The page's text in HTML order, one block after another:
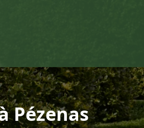
Pézenas